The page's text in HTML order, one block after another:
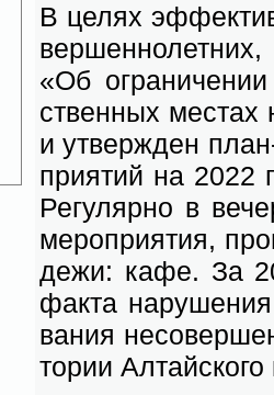
В це­лях
«Об
ствен­ных ме­стах
и утвер­жден
при­я­тий на 2022
Ре­гу­ляр­но в
ме­ро­при­я­тия,
де­жи: ка­фе. За
фак­та
ва­ния
то­рии Ал­тай­ско­го